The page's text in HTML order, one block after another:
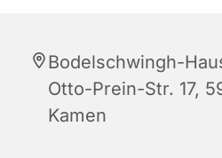
Bodelschwingh-
Otto-Prein-Str. 17,
Kamen